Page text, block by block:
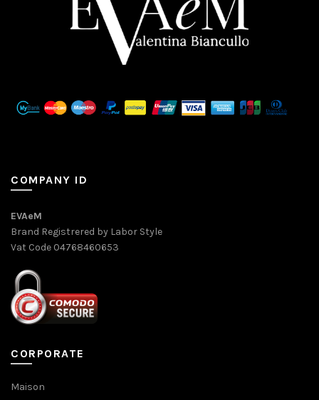
COMPANY ID
EVAeM
Brand Registrered by Labor Style
Vat Code 04768460653
CORPORATE
Maison